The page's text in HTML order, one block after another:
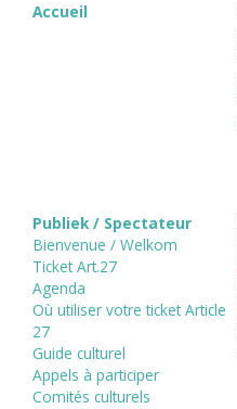
Accueil
Publiek / Spectateur
Bienvenue / Welkom
Ticket Art.27
Agenda
Où utiliser votre ticket Article
27
Guide culturel
Appels à participer
Comités culturels